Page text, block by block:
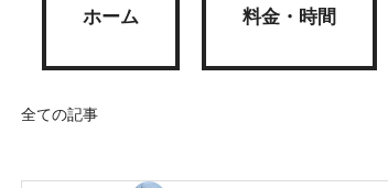
ホーム 料金・時間
全ての記事